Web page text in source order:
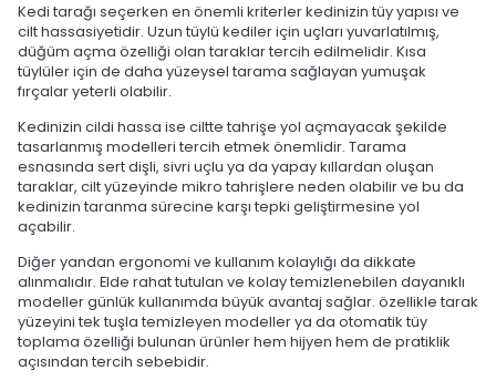
Kedi tarağı seçerken en önemli kriterler kedinizin tüy yapısı ve
cilt hassasiyetidir. Uzun tüylü kediler için uçları yuvarlatılmış,
düğüm açma özelliği olan taraklar tercih edilmelidir. Kısa
tüylüler için de daha yüzeysel tarama sağlayan yumuşak
fırçalar yeterli olabilir.
Kedinizin cildi hassa ise ciltte tahrişe yol açmayacak şekilde
tasarlanmış modelleri tercih etmek önemlidir. Tarama
esnasında sert dişli, sivri uçlu ya da yapay kıllardan oluşan
taraklar, cilt yüzeyinde mikro tahrişlere neden olabilir ve bu da
kedinizin taranma sürecine karşı tepki geliştirmesine yol
açabilir.
Diğer yandan ergonomi ve kullanım kolaylığı da dikkate
alınmalıdır. Elde rahat tutulan ve kolay temizlenebilen dayanıklı
modeller günlük kullanımda büyük avantaj sağlar. özellikle tarak
yüzeyini tek tuşla temizleyen modeller ya da otomatik tüy
toplama özelliği bulunan ürünler hem hijyen hem de pratiklik
açısından tercih sebebidir.